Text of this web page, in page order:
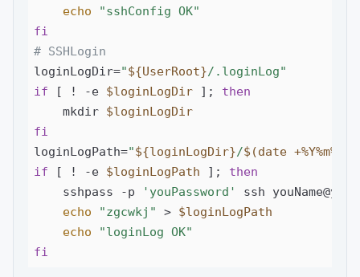
echo
"sshConfig OK"
fi
# SSHLogin
loginLogDir="${UserRoot}/.loginLog"
if [ ! -e $loginLogDir ]; then
    mkdir
$loginLogDir
fi
loginLogPath="${loginLogDir}/$(date +%Y%m%d)
if [ ! -e $loginLogPath ]; then
    sshpass -p
'youPassword'
ssh
echo
"zgcwkj" > $loginLogPath
echo
"loginLog OK"
fi